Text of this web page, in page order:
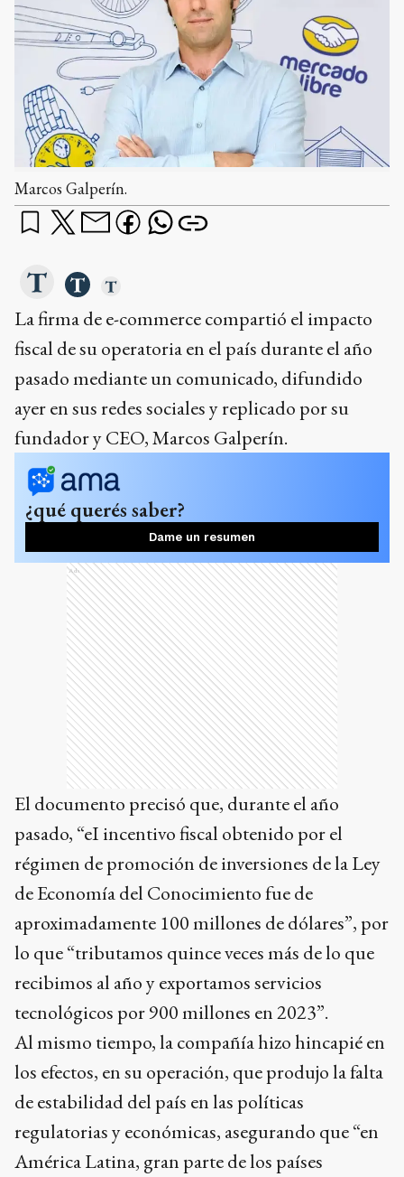
Marcos Galperín.
La firma de e-commerce compartió el impacto
fiscal de su operatoria en el país durante el año
pasado mediante un comunicado, difundido
ayer en sus redes sociales y replicado por su
fundador y CEO, Marcos Galperín.
¿qué querés saber?
Dame un resumen
Ads
El documento precisó que, durante el año
pasado, “eI incentivo fiscal obtenido por el
régimen de promoción de inversiones de la Ley
de Economía del Conocimiento fue de
aproximadamente 100 millones de dólares”, por
lo que “tributamos quince veces más de lo que
recibimos al año y exportamos servicios
tecnológicos por 900 millones en 2023”.
Al mismo tiempo, la compañía hizo hincapié en
los efectos, en su operación, que produjo la falta
de estabilidad del país en las políticas
regulatorias y económicas, asegurando que “en
América Latina, gran parte de los países